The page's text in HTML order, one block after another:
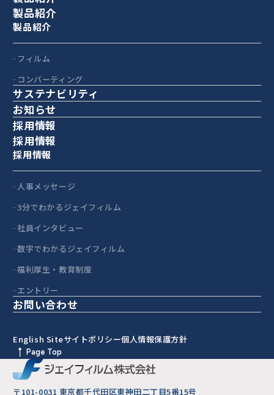
製品紹介
製品紹介
フィルム
コンバーティング
サステナビリティ
お知らせ
採用情報
採用情報
採用情報
人事メッセージ
3分でわかるジェイフィルム
社員インタビュー
数字でわかるジェイフィルム
福利厚生・教育制度
エントリー
お問い合わせ
English Siteサイトポリシー個人情報保護方針
Page Top
〒101-0031 東京都千代田区東神田二丁目5番15号